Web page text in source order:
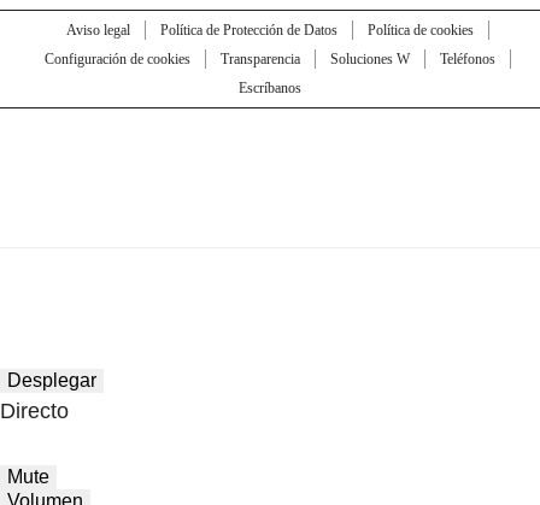
Aviso legal Política de Protección de Datos
Política de cookies
Configuración de cookies
Transparencia Soluciones W
Teléfonos
Escríbanos
Desplegar
Directo
Mute